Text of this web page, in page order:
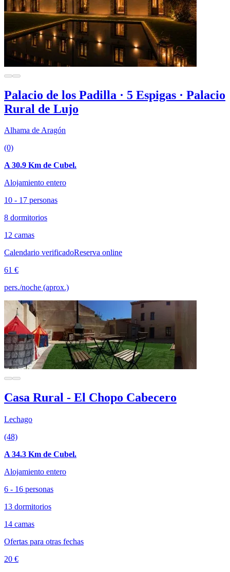
Palacio de los Padilla · 5 Espigas · Palacio
Rural de Lujo
Alhama de Aragón
(0)
A 30.9 Km de Cubel.
Alojamiento entero
10 - 17 personas
8 dormitorios
12 camas
Calendario verificadoReserva online
61 €
pers./noche (aprox.)
Casa Rural - El Chopo Cabecero
Lechago
(48)
A 34.3 Km de Cubel.
Alojamiento entero
6 - 16 personas
13 dormitorios
14 camas
Ofertas para otras fechas
20 €